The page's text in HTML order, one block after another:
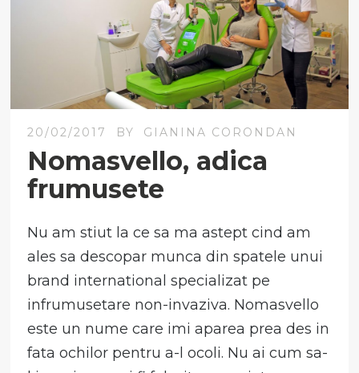
20/02/2017 BY GIANINA CORONDAN
Nomasvello, adica
frumusete
Nu am stiut la ce sa ma astept cind am
ales sa descopar munca din spatele unui
brand international specializat pe
infrumusetare non-invaziva. Nomasvello
este un nume care imi aparea prea des in
fata ochilor pentru a-l ocoli. Nu ai cum sa-